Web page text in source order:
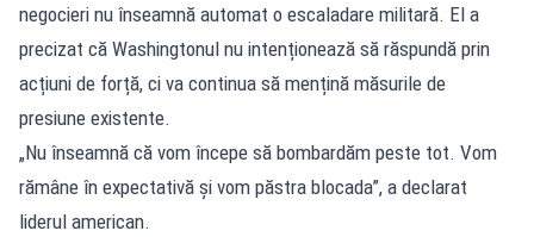
negocieri nu înseamnă automat o escaladare militară. El a
precizat că Washingtonul nu intenționează să răspundă prin
acțiuni de forță, ci va continua să mențină măsurile de
presiune existente.
„Nu înseamnă că vom începe să bombardăm peste tot. Vom
rămâne în expectativă și vom păstra blocada”, a declarat
liderul american.